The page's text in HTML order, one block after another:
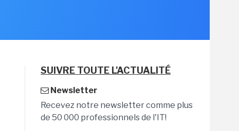
SUIVRE TOUTE L'ACTUALITÉ
Newsletter
Recevez notre newsletter comme plus
de 50 000 professionnels de l'IT!